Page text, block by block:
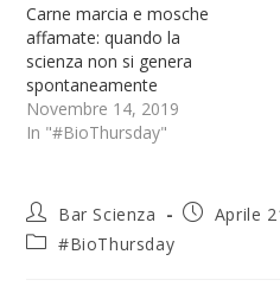
Carne marcia e mosche
affamate: quando la
scienza non si genera
spontaneamente
Novembre 14, 2019
In "#BioThursday"
Bar Scienza
Aprile
#BioThursday